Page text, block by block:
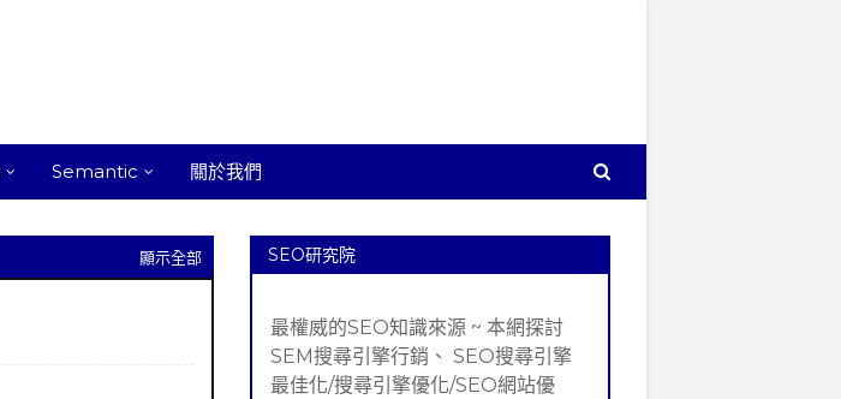
Semantic 關於我們
顯示全部 SEO研究院
最權威的SEO知識來源 ~ 本網探討
SEM搜尋引擎行銷、 SEO搜尋引擎
最佳化/搜尋引擎優化/SEO網站優